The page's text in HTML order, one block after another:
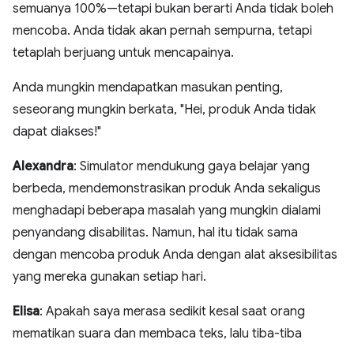
semuanya 100%—tetapi bukan berarti Anda tidak boleh
mencoba. Anda tidak akan pernah sempurna, tetapi
tetaplah berjuang untuk mencapainya.
Anda mungkin mendapatkan masukan penting,
seseorang mungkin berkata, "Hei, produk Anda tidak
dapat diakses!"
Alexandra: Simulator mendukung gaya belajar yang
berbeda, mendemonstrasikan produk Anda sekaligus
menghadapi beberapa masalah yang mungkin dialami
penyandang disabilitas. Namun, hal itu tidak sama
dengan mencoba produk Anda dengan alat aksesibilitas
yang mereka gunakan setiap hari.
Elisa: Apakah saya merasa sedikit kesal saat orang
mematikan suara dan membaca teks, lalu tiba-tiba